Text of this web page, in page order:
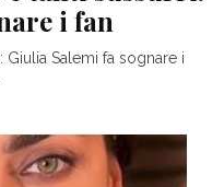
i fan
Giulia Salemi fa sognare i